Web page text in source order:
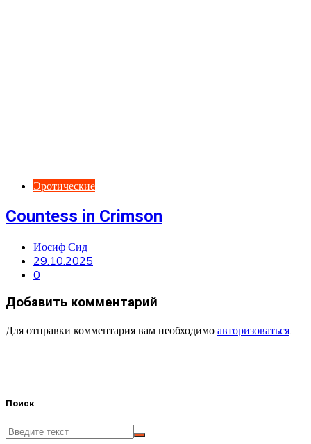
Эротические
Countess in Crimson
Иосиф Сид
29.10.2025
0
Добавить комментарий
Для отправки комментария вам необходимо авторизоваться
Поиск